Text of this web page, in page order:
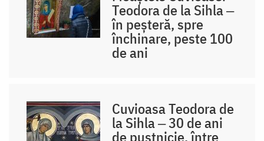
Teodora de la Sihla ‒
în peșteră, spre
închinare, peste 100
de ani
Cuvioasa Teodora de
la Sihla ‒ 30 de ani
de pustnicie, între